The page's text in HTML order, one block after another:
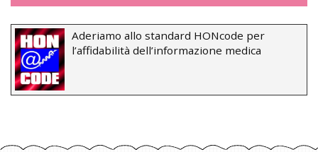
Aderiamo allo standard HONcode per
l’affidabilità dell’informazione medica